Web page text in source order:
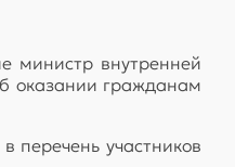
министр внутренней
оказании гражданам
перечень участников